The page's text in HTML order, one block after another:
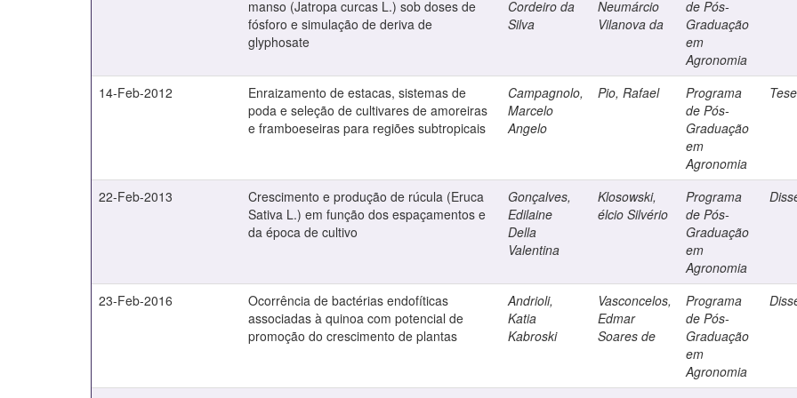
manso (Jatropa curcas L.) sob doses de
fósforo e simulação de deriva de
glyphosate
Cordeiro da
Silva
Neumárcio
Vilanova da
de Pós-
Graduação
em
Agronomia
14-Feb-2012
Enraizamento de estacas, sistemas de
poda e seleção de cultivares de amoreiras
e framboeseiras para regiões subtropicais
Campagnolo,
Marcelo
Angelo
Pio, Rafael
Programa
de Pós-
Graduação
em
Agronomia
Tese
22-Feb-2013
Crescimento e produção de rúcula (Eruca
Sativa L.) em função dos espaçamentos e
da época de cultivo
Gonçalves,
Edilaine
Della
Valentina
Klosowski,
élcio Silvério
Programa
de Pós-
Graduação
em
Agronomia
23-Feb-2016
Ocorrência de bactérias endofíticas
associadas à quinoa com potencial de
promoção do crescimento de plantas
Andrioli,
Katia
Kabroski
Vasconcelos,
Edmar
Soares de
Programa
de Pós-
Graduação
em
Agronomia